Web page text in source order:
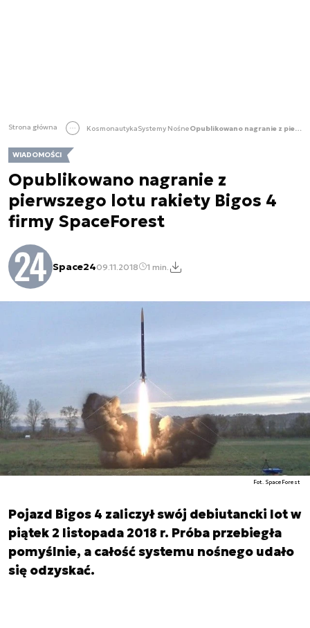
Strona główna KosmonautykaSystemy Nośne Opublikowano nagranie z pierwszego lotu rakiety Bigos 4 firmy SpaceForest
WIADOMOŚCI
Opublikowano nagranie z
pierwszego lotu rakiety Bigos 4
firmy SpaceForest
Space2409.11.2018 1 min.
Fot. SpaceForest
Pojazd Bigos 4 zaliczył swój debiutancki lot w
piątek 2 listopada 2018 r. Próba przebiegła
pomyślnie, a całość systemu nośnego udało
się odzyskać.